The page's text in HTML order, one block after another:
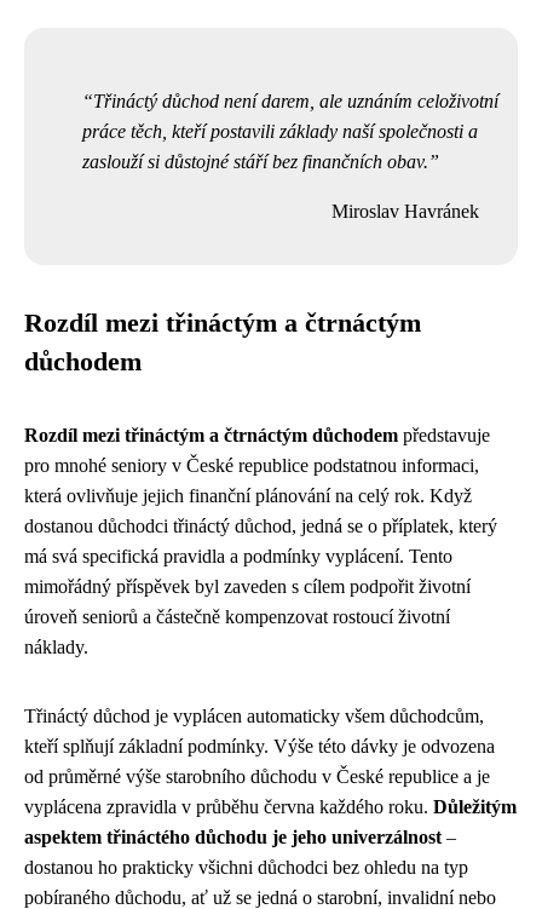
Třináctý důchod není darem, ale uznáním celoživotní
práce těch, kteří postavili základy naší společnosti a
zaslouží si důstojné stáří bez finančních obav.
Miroslav Havránek
Rozdíl mezi třináctým a čtrnáctým
důchodem
Rozdíl mezi třináctým a čtrnáctým důchodem představuje
pro mnohé seniory v České republice podstatnou informaci,
která ovlivňuje jejich finanční plánování na celý rok. Když
dostanou důchodci třináctý důchod, jedná se o příplatek, který
má svá specifická pravidla a podmínky vyplácení. Tento
mimořádný příspěvek byl zaveden s cílem podpořit životní
úroveň seniorů a částečně kompenzovat rostoucí životní
náklady.
Třináctý důchod je vyplácen automaticky všem důchodcům,
kteří splňují základní podmínky. Výše této dávky je odvozena
od průměrné výše starobního důchodu v České republice a je
vyplácena zpravidla v průběhu června každého roku. Důležitým
aspektem třináctého důchodu je jeho univerzálnost –
dostanou ho prakticky všichni důchodci bez ohledu na typ
pobíraného důchodu, ať už se jedná o starobní, invalidní nebo